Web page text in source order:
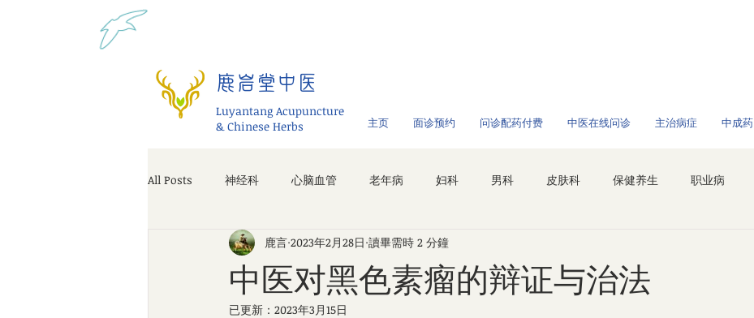
鹿岩堂中医
Luyantang Acupuncture
& Chinese Herbs
主页 面诊预约 问诊配药付费 中医在线问诊 主治病症 中成药
All Posts 神经科 心脑血管 老年病 妇科 男科 皮肤科 保健养生 职业病
中医对黑色素瘤的辩证与治法
鹿言 2023年2月28日 讀畢需時 2 分鐘
已更新： 2023年3月15日